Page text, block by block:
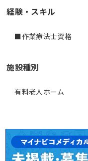
経験・スキル
■作業療法士資格
施設種別
有料老人ホーム